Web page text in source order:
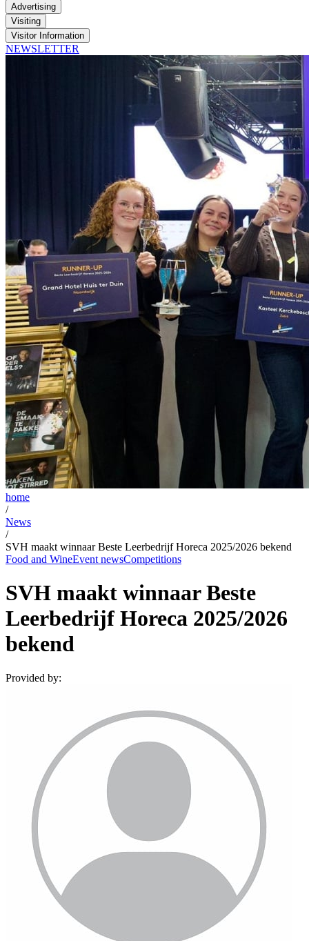
Advertising
Visiting
Visitor Information
NEWSLETTER
home
/
News
/
SVH maakt winnaar Beste Leerbedrijf Horeca 2025/2026 bekend
Food and WineEvent newsCompetitions
SVH maakt winnaar Beste
Leerbedrijf Horeca 2025/2026
bekend
Provided by: